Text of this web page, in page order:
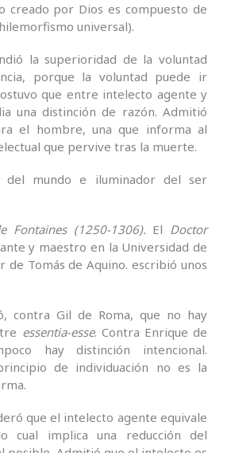
creado por Dios es compuesto de
universal).
la superioridad de la voluntad
porque la voluntad puede ir
que entre intelecto agente y
una distinción de razón. Admitió
el hombre, una que informa al
que pervive tras la muerte.
del mundo e iluminador del ser
Fontaines (1250-1306). El Doctor
y maestro en la Universidad de
de Tomás de Aquino. escribió unos
contra Gil de Roma, que no hay
essentia-esse. Contra Enrique de
hay distinción intencional.
de individuación no es la
que el intelecto agente equivale
cual implica una reducción del